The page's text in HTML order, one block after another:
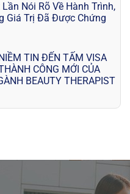
Nói Rõ Về Hành Trình,
Giá Trị Đã Được Chứng
TIN ĐẾN TẤM VISA
CÔNG MỚI CỦA
BEAUTY THERAPIST